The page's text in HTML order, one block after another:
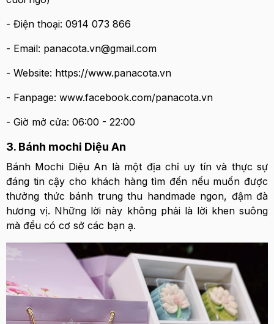
- Điện thoại: 0914 073 866
- Email: panacota.vn@gmail.com
- Website: https://www.panacota.vn
- Fanpage: www.facebook.com/panacota.vn
- Giờ mở cửa: 06:00 - 22:00
3. Bánh mochi Diệu An
Bánh Mochi Diệu An là một địa chỉ uy tín và thực sự
đáng tin cậy cho khách hàng tìm đến nếu muốn được
thưởng thức bánh trung thu handmade ngon, đậm đà
hương vị. Những lời này không phải là lời khen suông
mà đều có cơ sở các bạn ạ.